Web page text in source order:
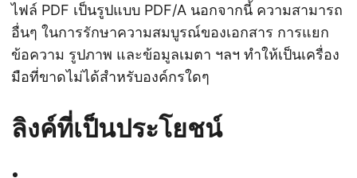
ไฟล์ PDF เป็นรูปแบบ PDF/A นอกจากนี้ ความสามารถ
อื่นๆ ในการรักษาความสมบูรณ์ของเอกสาร การแยก
ข้อความ รูปภาพ และข้อมูลเมตา ฯลฯ ทำให้เป็นเครื่อง
มือที่ขาดไม่ได้สำหรับองค์กรใดๆ
ลิงค์ที่เป็นประโยชน์